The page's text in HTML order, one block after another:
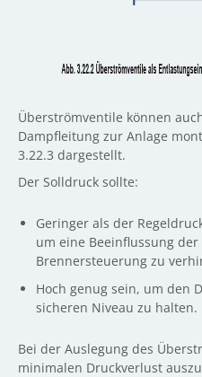
Überströmventile können
Dampfleitung zur Anlage
3.22.3 dargestellt.
Der Solldruck sollte:
Geringer als der
um eine Beeinflussung
Brennersteuerung zu
Hoch genug sein, um den
sicheren Niveau zu halten.
Bei der Auslegung des
minimalen Druckverlust